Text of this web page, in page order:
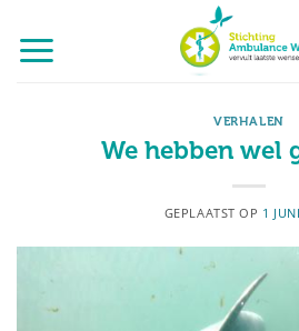
naar
inhoud
VERHALEN
We hebben wel
GEPLAATST OP 1